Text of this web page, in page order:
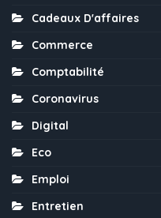
Cadeaux D'affaires
Commerce
Comptabilité
Coronavirus
Digital
Eco
Emploi
Entretien